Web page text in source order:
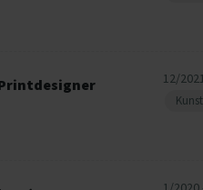
12/
Kunst